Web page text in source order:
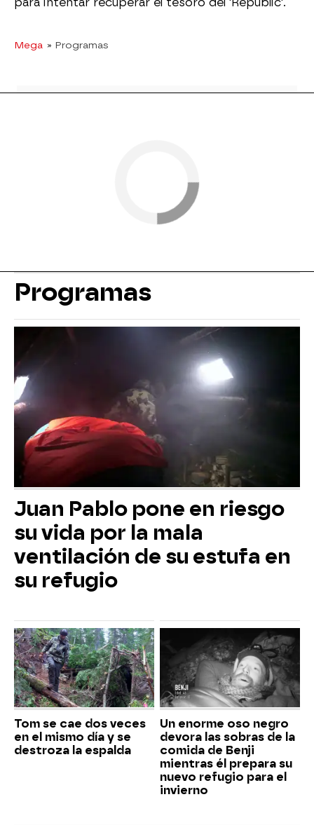
Mega » Programas
Programas
Juan Pablo pone en riesgo
su vida por la mala
ventilación de su estufa en
su refugio
Tom se cae dos veces
en el mismo día y se
destroza la espalda
Un enorme oso negro
devora las sobras de la
comida de Benji
mientras él prepara su
nuevo refugio para el
invierno